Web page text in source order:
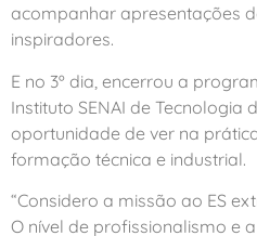
acompanhar apresentações
inspiradores.
E no 3º dia, encerrou a
Instituto SENAI de Tecnologia
oportunidade de ver na
formação técnica e industrial.
“Considero a missão ao ES
O nível de profissionalismo e